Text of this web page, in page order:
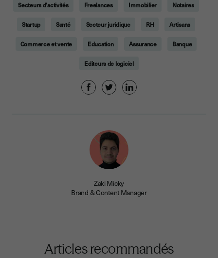
Secteurs d'activités Freelances Immobilier Notaires
Startup Santé Secteur juridique RH Artisans
Commerce et vente Education Assurance Banque
Editeurs de logiciel
Zaki Micky
Brand & Content Manager
Articles recommandés